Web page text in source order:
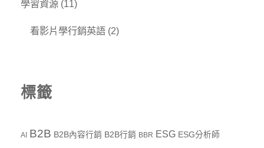
學習資源 (11)
看影片學行銷英語 (2)
標籤
AI B2B B2B內容行銷 B2B行銷 BBR ESG ESG分析師